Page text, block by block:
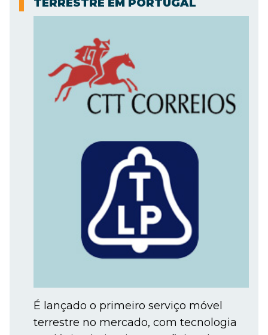
TERRESTRE EM PORTUGAL
É lançado o primeiro serviço móvel
terrestre no mercado, com tecnologia